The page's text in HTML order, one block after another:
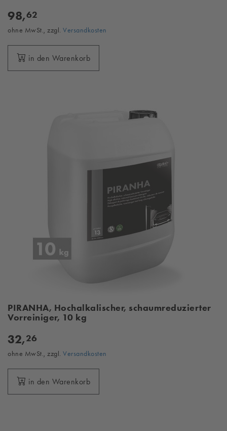
98,62
ohne MwSt., zzgl. Versandkosten
in den Warenkorb
PIRANHA, Hochalkalischer, schaumreduzierter
Vorreiniger, 10 kg
32,26
ohne MwSt., zzgl. Versandkosten
in den Warenkorb